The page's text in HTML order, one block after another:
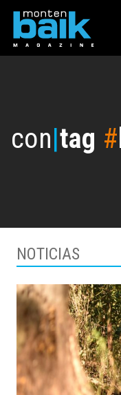
con|tag #
NOTICIAS